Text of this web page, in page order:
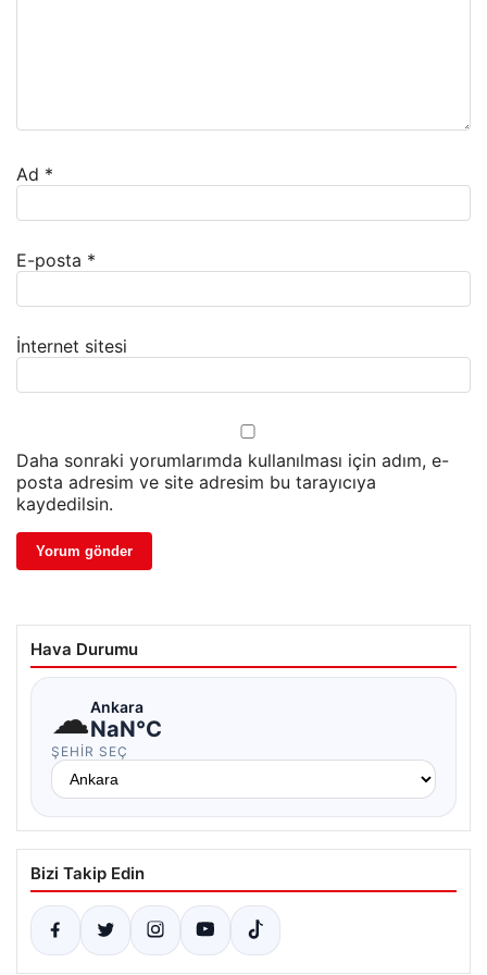
Ad *
E-posta *
İnternet sitesi
Daha sonraki yorumlarımda kullanılması için adım, e-
posta adresim ve site adresim bu tarayıcıya
kaydedilsin.
Hava Durumu
☁Ankara
NaN°C
ŞEHIR SEÇ
Bizi Takip Edin